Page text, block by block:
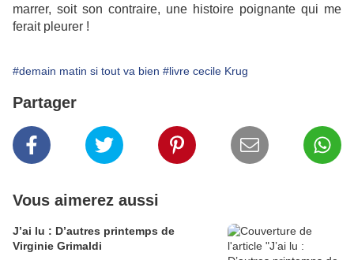
marrer, soit son contraire, une histoire poignante qui me
ferait pleurer !
#demain matin si tout va bien #livre cecile Krug
Partager
Vous aimerez aussi
J’ai lu : D’autres printemps de
Virginie Grimaldi